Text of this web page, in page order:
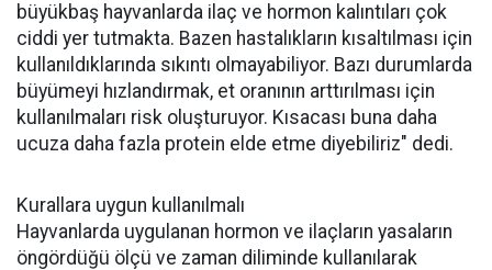
büyükbaş hayvanlarda ilaç ve hormon kalıntıları çok
ciddi yer tutmakta. Bazen hastalıkların kısaltılması için
kullanıldıklarında sıkıntı olmayabiliyor. Bazı durumlarda
büyümeyi hızlandırmak, et oranının arttırılması için
kullanılmaları risk oluşturuyor. Kısacası buna daha
ucuza daha fazla protein elde etme diyebiliriz" dedi.
Kurallara uygun kullanılmalı
Hayvanlarda uygulanan hormon ve ilaçların yasaların
öngördüğü ölçü ve zaman diliminde kullanılarak